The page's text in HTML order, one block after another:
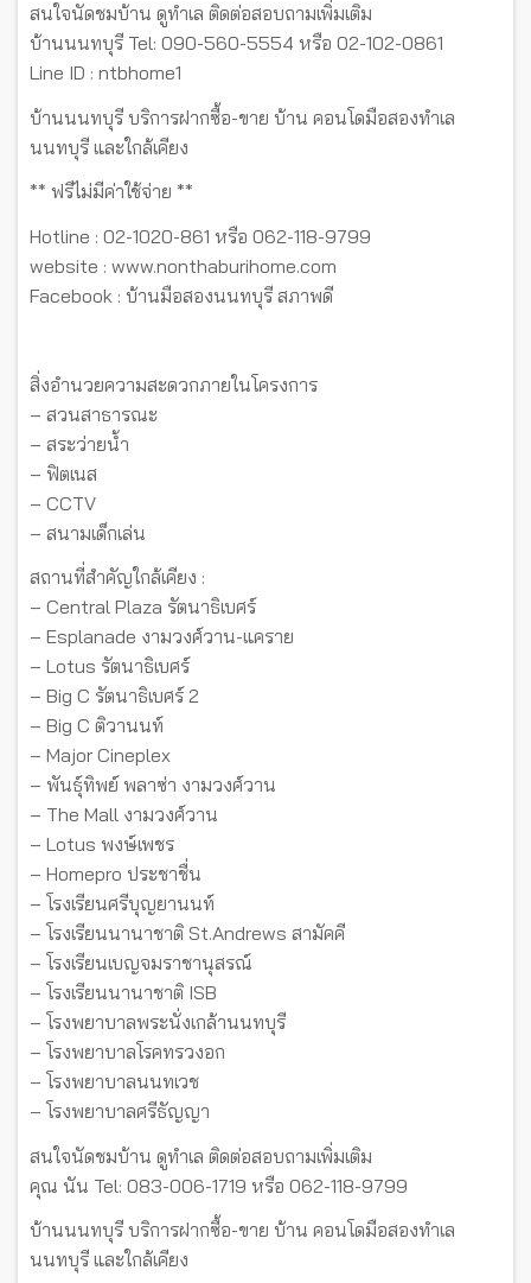
สนใจนัดชมบ้าน ดูทำเล ติดต่อสอบถามเพิ่มเติม
บ้านนนทบุรี Tel: 090-560-5554 หรือ 02-102-0861
Line ID : ntbhome1
บ้านนนทบุรี บริการฝากซื้อ-ขาย บ้าน คอนโดมือสองทำเล
นนทบุรี และใกล้เคียง
** ฟรีไม่มีค่าใช้จ่าย **
Hotline : 02-1020-861 หรือ 062-118-9799
website : www.nonthaburihome.com
Facebook : บ้านมือสองนนทบุรี สภาพดี
สิ่งอำนวยความสะดวกภายในโครงการ
– สวนสาธารณะ
– สระว่ายน้ำ
– ฟิตเนส
– CCTV
– สนามเด็กเล่น
สถานที่สำคัญใกล้เคียง :
– Central Plaza รัตนาธิเบศร์
– Esplanade งามวงศ์วาน-แคราย
– Lotus รัตนาธิเบศร์
– Big C รัตนาธิเบศร์ 2
– Big C ติวานนท์
– Major Cineplex
– พันธุ์ทิพย์ พลาซ่า งามวงศ์วาน
– The Mall งามวงศ์วาน
– Lotus พงษ์เพชร
– Homepro ประชาชื่น
– โรงเรียนศรีบุญยานนท์
– โรงเรียนนานาชาติ St.Andrews สามัคคี
– โรงเรียนเบญจมราชานุสรณ์
– โรงเรียนนานาชาติ ISB
– โรงพยาบาลพระนั่งเกล้านนทบุรี
– โรงพยาบาลโรคทรวงอก
– โรงพยาบาลนนทเวช
– โรงพยาบาลศรีธัญญา
สนใจนัดชมบ้าน ดูทำเล ติดต่อสอบถามเพิ่มเติม
คุณ นัน Tel: 083-006-1719 หรือ 062-118-9799
บ้านนนทบุรี บริการฝากซื้อ-ขาย บ้าน คอนโดมือสองทำเล
นนทบุรี และใกล้เคียง